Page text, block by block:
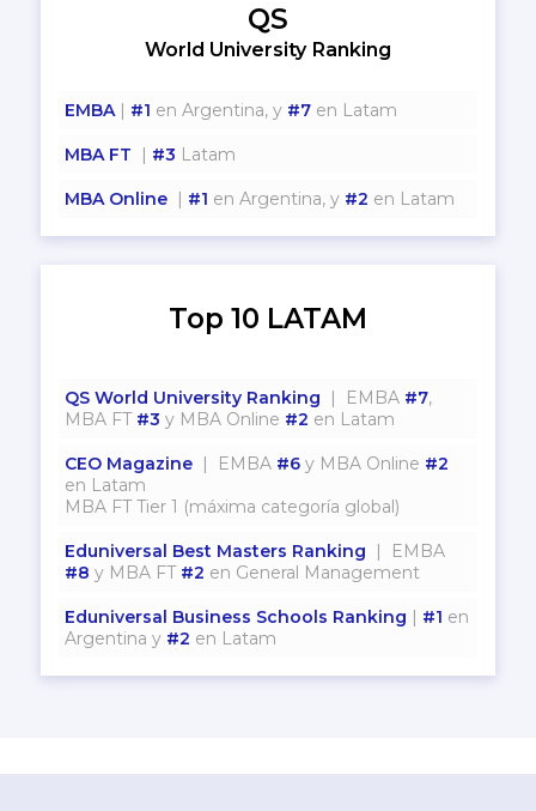
QS
World University Ranking
EMBA| #1 en Argentina, y #7en Latam
MBA FT | #3 Latam
MBA Online | #1 en Argentina, y #2 en Latam
Top 10 LATAM
QS World University Ranking | EMBA #7,
MBA FT #3 y MBA Online #2 en Latam
CEO Magazine | EMBA #6y MBA Online #2
en Latam
MBA FT Tier 1 (máxima categoría global)
Eduniversal Best Masters Ranking
| EMBA
#8 y MBA FT #2 en General Management
Eduniversal Business Schools Ranking | #1 en
Argentina y #2 en Latam